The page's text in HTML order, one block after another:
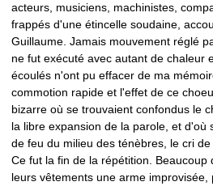
acteurs, musiciens, machinistes,
frappés d'une étincelle soudaine,
Guillaume. Jamais mouvement réglé
ne fut exécuté avec autant de chaleur
écoulés n'ont pu effacer de ma
commotion rapide et l'effet de ce
bizarre où se trouvaient confondus le
la libre expansion de la parole, et d'où
de feu du milieu des ténèbres, le cri
Ce fut la fin de la répétition.
leurs vêtements une arme